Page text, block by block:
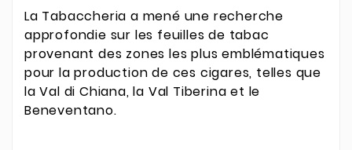
La Tabaccheria a mené une recherche
approfondie sur les feuilles de tabac
provenant des zones les plus emblématiques
pour la production de ces cigares, telles que
la Val di Chiana, la Val Tiberina et le
Beneventano.